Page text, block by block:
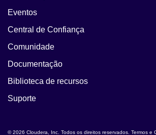
Eventos
Central de Confiança
Comunidade
Documentação
Biblioteca de recursos
Suporte
© 2026 Cloudera, Inc. Todos os direitos reservados. Termos e